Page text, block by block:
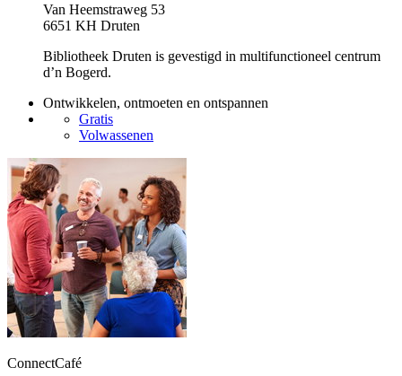
Van Heemstraweg 53
6651 KH Druten
Bibliotheek Druten is gevestigd in multifunctioneel centrum
d’n Bogerd.
Ontwikkelen, ontmoeten en ontspannen
Gratis
Volwassenen
ConnectCafé